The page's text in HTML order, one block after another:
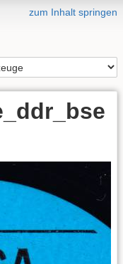
zum Inhalt springen